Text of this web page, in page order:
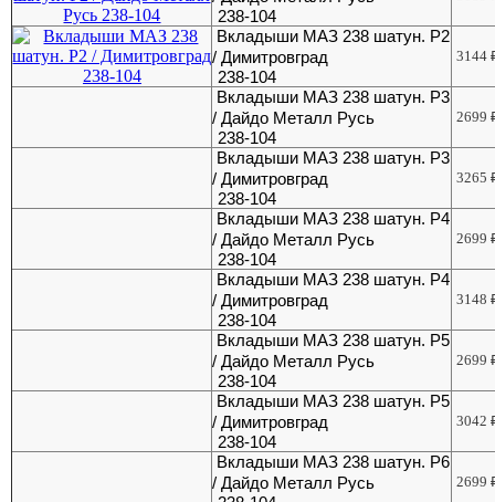
238-104
Вкладыши МАЗ 238 шатун. Р2
/ Димитровград
238-104
3144
Вкладыши МАЗ 238 шатун. Р3
/ Дайдо Металл Русь
238-104
2699
Вкладыши МАЗ 238 шатун. Р3
/ Димитровград
238-104
3265
Вкладыши МАЗ 238 шатун. Р4
/ Дайдо Металл Русь
238-104
2699
Вкладыши МАЗ 238 шатун. Р4
/ Димитровград
238-104
3148
Вкладыши МАЗ 238 шатун. Р5
/ Дайдо Металл Русь
238-104
2699
Вкладыши МАЗ 238 шатун. Р5
/ Димитровград
238-104
3042
Вкладыши МАЗ 238 шатун. Р6
/ Дайдо Металл Русь
2699